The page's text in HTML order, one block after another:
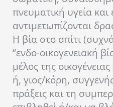
πνευματική υγεία και
αντιμετωπίζονται
Η βία στο σπίτι
“ενδο-οικογενειακή
μέλος της
ή, γιος/κόρη,
πράξεις και τη